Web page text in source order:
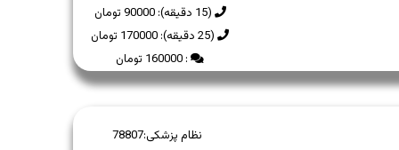
(15 دقیقه): 90000 تومان
(25 دقیقه): 170000 تومان
: 160000 تومان
نظام پزشکی:78807